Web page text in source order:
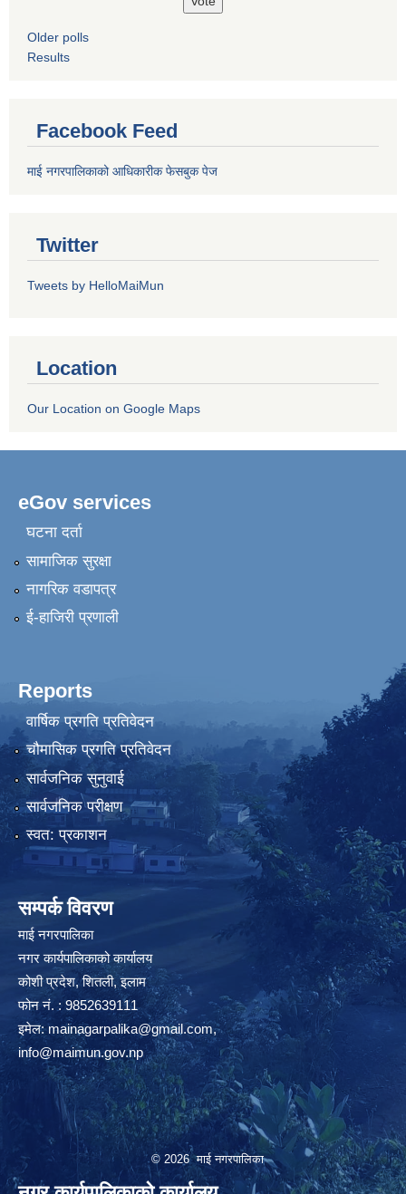
Older polls
Results
Facebook Feed
माई नगरपालिकाको आधिकारीक फेसबुक पेज
Twitter
Tweets by HelloMaiMun
Location
Our Location on Google Maps
eGov services
घटना दर्ता
सामाजिक सुरक्षा
नागरिक वडापत्र
ई-हाजिरी प्रणाली
Reports
वार्षिक प्रगति प्रतिवेदन
चौमासिक प्रगति प्रतिवेदन
सार्वजनिक सुनुवाई
सार्वजनिक परीक्षण
स्वत: प्रकाशन
सम्पर्क विवरण
माई नगरपालिका
नगर कार्यपालिकाको कार्यालय
कोशी प्रदेश, शितली, इलाम
फोन नं. : 9852639111
इमेल:mainagarpalika@gmail.com,
info@maimun.gov.np
© 2026 माई नगरपालिका